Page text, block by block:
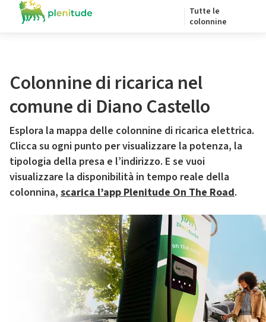
Tutte le
colonnine
Colonnine di ricarica nel
comune di Diano Castello
Esplora la mappa delle colonnine di ricarica elettrica.
Clicca su ogni punto per visualizzare la potenza, la
tipologia della presa e l’indirizzo. E se vuoi
visualizzare la disponibilità in tempo reale della
colonnina, scarica l’app Plenitude On The Road.